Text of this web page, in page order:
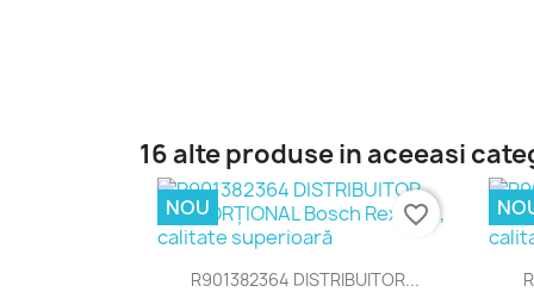
16 alte produse in aceeasi
Vizualizare rapida
R901382364 DISTRIBUITOR...
NOU favorite_border